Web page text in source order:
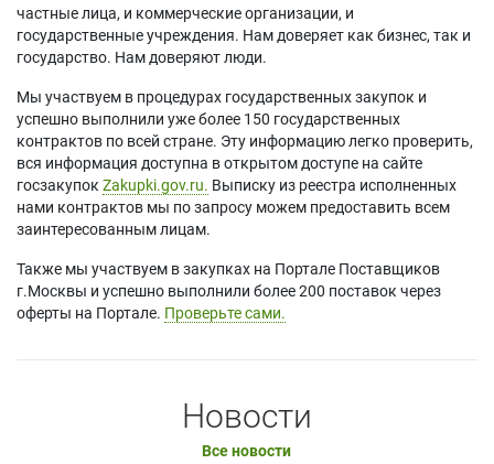
частные лица, и коммерческие организации, и
государственные учреждения. Нам доверяет как бизнес, так и
государство. Нам доверяют люди.
Мы участвуем в процедурах государственных закупок и
успешно выполнили уже более 150 государственных
контрактов по всей стране. Эту информацию легко проверить,
вся информация доступна в открытом доступе на сайте
госзакупок Zakupki.gov.ru. Выписку из реестра исполненных
нами контрактов мы по запросу можем предоставить всем
заинтересованным лицам.
Также мы участвуем в закупках на Портале Поставщиков
г.Москвы и успешно выполнили более 200 поставок через
оферты на Портале. Проверьте сами.
Новости
Все новости